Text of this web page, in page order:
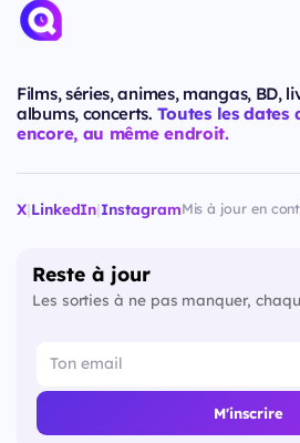
Films, séries, animes, mangas, BD,
albums, concerts. Toutes les dates
encore, au même endroit.
X|LinkedIn|InstagramMis à jour en
Reste à jour
Les sorties à ne pas manquer,
M'inscrire